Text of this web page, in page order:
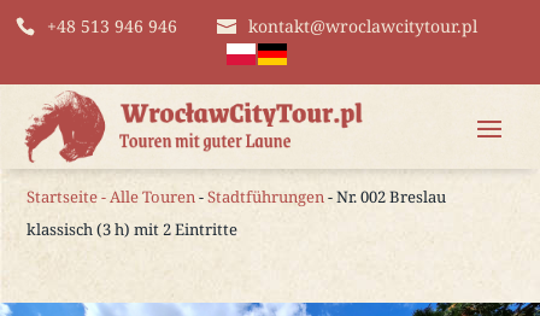
+48 513 946 946 kontakt@wroclawcitytour.pl
Startseite-Alle Touren-Stadtführungen- Nr. 002 Breslau
klassisch (3 h) mit 2 Eintritte